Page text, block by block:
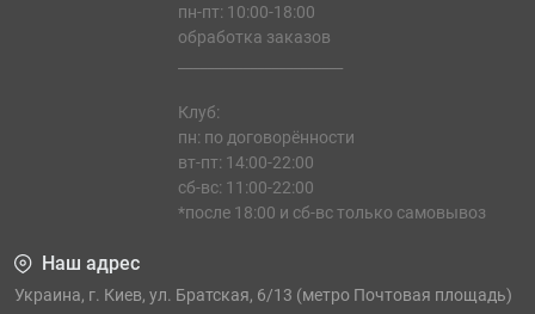
пн-пт: 10:00-18:00
обработка заказов
Клуб:
пн: по договорённости
вт-пт: 14:00-22:00
сб-вс: 11:00-22:00
*после 18:00 и сб-вс только самовывоз
Наш адрес
Украина, г. Киев, ул. Братская, 6/13 (метро Почтовая площадь)